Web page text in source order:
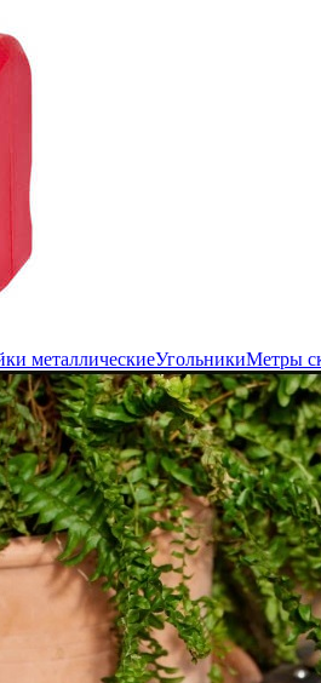
металлическиеУгольникиМетры